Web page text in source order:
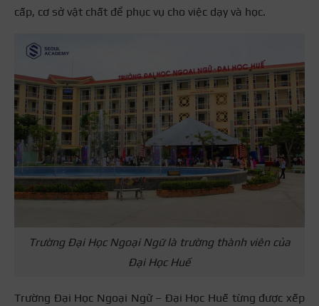
cấp, cơ sở vật chất để phục vụ cho việc dạy và học.
Trường Đại Học Ngoại Ngữ là trường thành viên của
Đại Học Huế
Trường Đại Học Ngoại Ngữ – Đại Học Huế từng được xếp